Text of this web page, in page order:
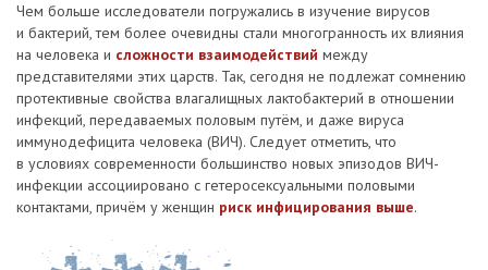
Чем больше исследователи погружались в изучение вирусов
и бактерий, тем более очевидны стали многогранность их влияния
на человека и сложности взаимодействий между
представителями этих царств. Так, сегодня не подлежат сомнению
протективные свойства влагалищных лактобактерий в отношении
инфекций, передаваемых половым путём, и даже вируса
иммунодефицита человека (ВИЧ). Следует отметить, что
в условиях современности большинство новых эпизодов ВИЧ-
инфекции ассоциировано с гетеросексуальными половыми
контактами, причём у женщин риск инфицирования выше.